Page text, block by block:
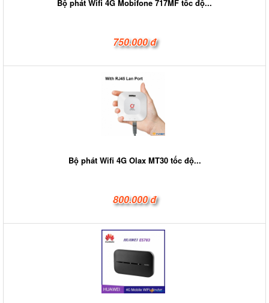
Bộ phát Wifi 4G Mobifone 717MF tốc độ...
750.000 đ
Bộ phát Wifi 4G Olax MT30 tốc độ...
800.000 đ